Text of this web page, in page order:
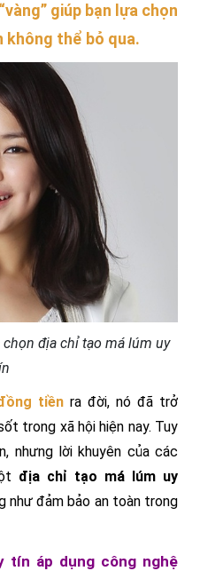
giúp bạn lựa chọn
không thể bỏ qua.
địa chỉ tạo má lúm uy
tiền ra đời, nó đã trở
trong xã hội hiện nay. Tuy
nhưng lời khuyên của các
địa chỉ tạo má lúm uy
đảm bảo an toàn trong
tín áp dụng công nghệ